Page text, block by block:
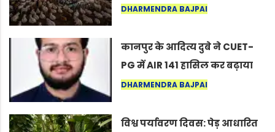
नागपुर में दिखा ऐसा नज़ारा कि
कर सकते हैं”
DHARMENDRA BAJPAI
कानपुर के आदित्य दुबे ने CUET-
PG में AIR 141 हासिल कर बढ़ाया
शहर का मान
DHARMENDRA BAJPAI
विश्व पर्यावरण दिवस: पेड़ आधारित